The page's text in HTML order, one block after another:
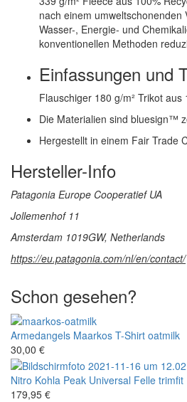
nach einem umweltschonenden
Wasser-, Energie- und
konventionellen Methoden
Einfassungen und
Flauschiger 180 g/m² Trikot
Die Materialien sind bluesign™
Hergestellt in einem Fair Trade
Hersteller-Info
Patagonia Europe Cooperatief UA
Jollemenhof 11
Amsterdam 1019GW, Netherlands
https://eu.patagonia.com/nl/en/contact/
Schon gesehen?
Armedangels Maarkos T-Shirt oatmilk
30,00 €
Nitro Kohla Peak Universal Felle trimfit
179,95 €